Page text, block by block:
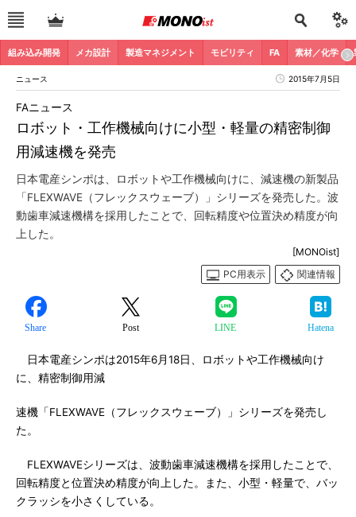
組み込み開発 メカ設計 製造マネジメント モビリティ FA 素材／化学
ニュース 2015年7月5日
ロボット・工作機械向けに小型・軽量の精密制御
用減速機を発売
FAニュース
日本電産シンポは、ロボットや工作機械向けに、減速機の新製品
「FLEXWAVE（フレックスウェーブ）」シリーズを発売した。波
動歯車減速機構を採用したことで、回転精度や位置決め精度が向
上した。
[MONOist]
PC用表示
関連情報
Share Post LINE Hatena
日本電産シンポは2015年6月18日、ロボットや工作機械向け
に、精密制御用減
速機「FLEXWAVE（フレックスウェーブ）」シリーズを発売し
た。
FLEXWAVEシリーズは、波動歯車減速機構を採用したことで、
回転精度と位置決め精度が向上した。また、小型・軽量で、バッ
クラッシを小さくしている。